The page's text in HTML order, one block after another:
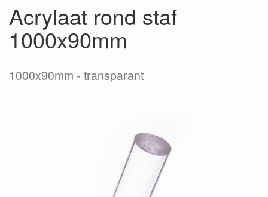
Acrylaat rond staf
1000x90mm
1000x90mm transparant